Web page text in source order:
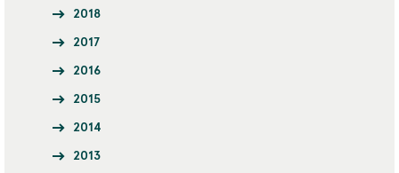
2018
2017
2016
2015
2014
2013